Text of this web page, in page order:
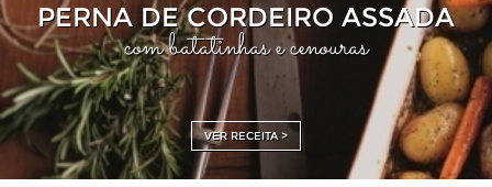
PERNA DE CORDEIRO ASSADA
com batatinhas e cenouras
VER RECEITA >